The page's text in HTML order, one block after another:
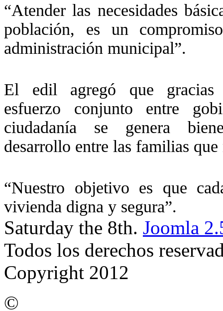
“Atender las necesidades
población, es un
administración municipal”.
El edil agregó que gracias
esfuerzo conjunto entre
ciudadanía se genera
desarrollo entre las familias que
“Nuestro objetivo es que
vivienda digna y segura”.
Saturday the 8th. Joomla
Todos los derechos
Copyright 2012
©